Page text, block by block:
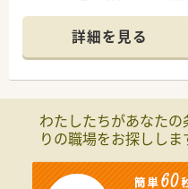
代の補助などが用意さ
す。
■～19時まで入れる方歓
«こんな企業です»
■月間の所定労働時間は
詳細を見る
わたしたちがあなたの
りの職場をお探ししま